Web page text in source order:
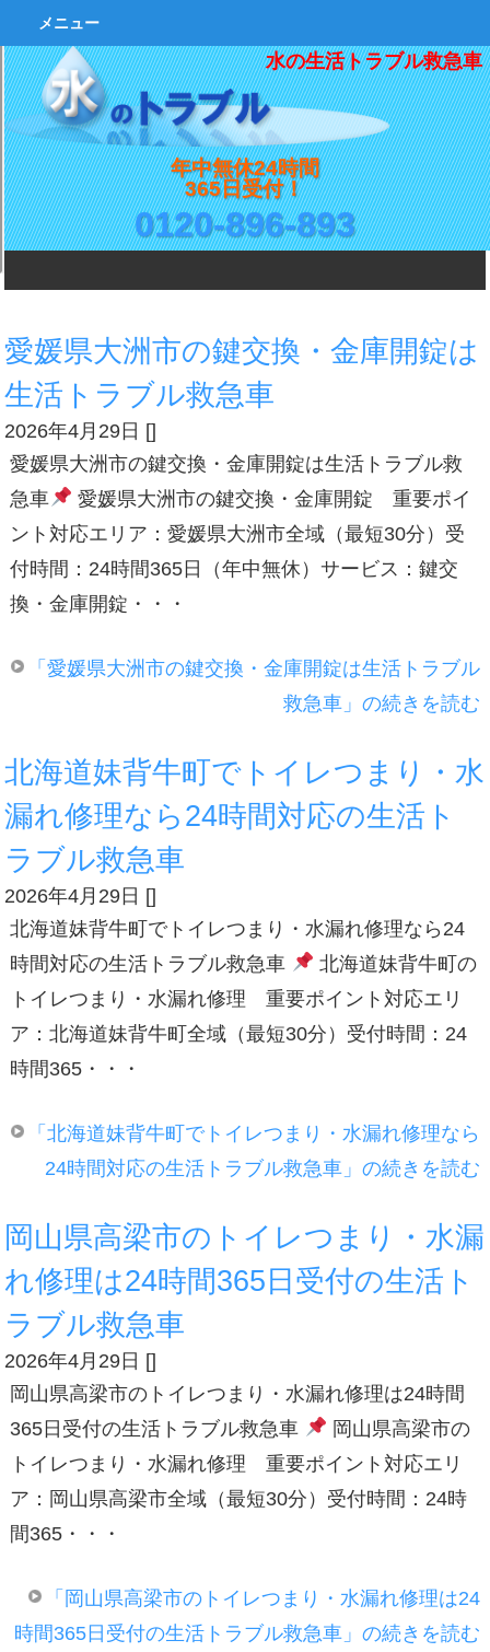
水の生活トラブル救急車
年中無休24時間
365日受付！
0120-896-893
メニュー
愛媛県大洲市の鍵交換・金庫開錠は
生活トラブル救急車
2026年4月29日 []
愛媛県大洲市の鍵交換・金庫開錠は生活トラブル救
急車
愛媛県大洲市の鍵交換・金庫開錠 重要ポイ
ント対応エリア：愛媛県大洲市全域（最短30分）受
付時間：24時間365日（年中無休）サービス：鍵交
換・金庫開錠・・・
「愛媛県大洲市の鍵交換・金庫開錠は生活トラブル
救急車」の続きを読む
北海道妹背牛町でトイレつまり・水
漏れ修理なら24時間対応の生活ト
ラブル救急車
2026年4月29日 []
北海道妹背牛町でトイレつまり・水漏れ修理なら24
時間対応の生活トラブル救急車
北海道妹背牛町の
トイレつまり・水漏れ修理 重要ポイント対応エリ
ア：北海道妹背牛町全域（最短30分）受付時間：24
時間365・・・
「北海道妹背牛町でトイレつまり・水漏れ修理なら
24時間対応の生活トラブル救急車」の続きを読む
岡山県高梁市のトイレつまり・水漏
れ修理は24時間365日受付の生活ト
ラブル救急車
2026年4月29日 []
岡山県高梁市のトイレつまり・水漏れ修理は24時間
365日受付の生活トラブル救急車
岡山県高梁市の
トイレつまり・水漏れ修理 重要ポイント対応エリ
ア：岡山県高梁市全域（最短30分）受付時間：24時
間365・・・
「岡山県高梁市のトイレつまり・水漏れ修理は24
時間365日受付の生活トラブル救急車」の続きを読む